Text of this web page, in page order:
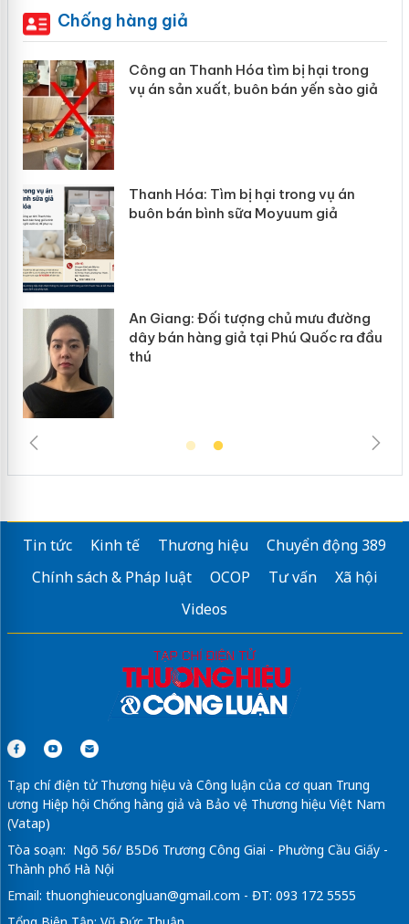
Chống hàng giả
Công an Thanh Hóa tìm bị hại trong
vụ án sản xuất, buôn bán yến sào giả
Thanh Hóa: Tìm bị hại trong vụ án
buôn bán bình sữa Moyuum giả
An Giang: Đối tượng chủ mưu đường
dây bán hàng giả tại Phú Quốc ra đầu
thú
Tin tức Kinh tế Thương hiệu
Chuyển động 389
Chính sách & Pháp luật
OCOP Tư vấn
Xã hội
Videos
Tạp chí điện tử Thương hiệu và Công luận của cơ quan Trung
ương Hiệp hội Chống hàng giả và Bảo vệ Thương hiệu Việt Nam
(Vatap)
Tòa soạn: Ngõ 56/ B5D6 Trương Công Giai - Phường Cầu Giấy -
Thành phố Hà Nội
Email: thuonghieucongluan@gmail.com - ĐT: 093 172 5555